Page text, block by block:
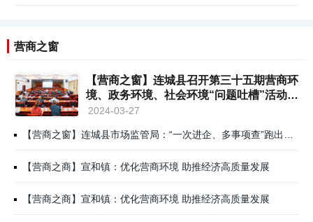
营商之窗
【营商之窗】连城县召开第三十五期营商环
境、政务环境、社会环境“问题吐槽”活动推
进会
2024-03-27
【营商之窗】连城县市场监管局：“一次进企、多事项查”跑出助企减负“加速度”
【营商之商】宣和镇：优化营商环境 助推经济高质量发展
【营商之商】宣和镇：优化营商环境 助推经济高质量发展